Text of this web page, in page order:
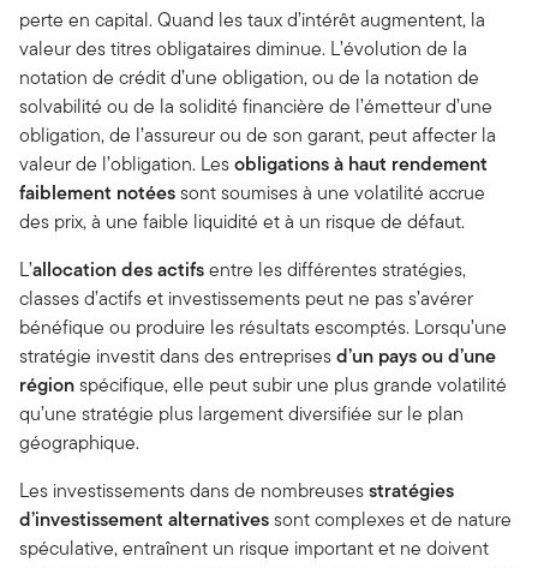
perte en capital. Quand les taux d’intérêt augmentent, la
valeur des titres obligataires diminue. L’évolution de la
notation de crédit d’une obligation, ou de la notation de
solvabilité ou de la solidité financière de l’émetteur d’une
obligation, de l’assureur ou de son garant, peut affecter la
valeur de l’obligation. Lesobligations à haut rendement
faiblement notéessont soumises à une volatilité accrue
des prix, à une faible liquidité et à un risque de défaut.
L’allocation des actifsentre les différentes stratégies,
classes d’actifs et investissements peut ne pas s’avérer
bénéfique ou produire les résultats escomptés. Lorsqu’une
stratégie investit dans des entreprisesd’un pays ou d’une
régionspécifique, elle peut subir une plus grande volatilité
qu’une stratégie plus largement diversifiée sur le plan
géographique.
Les investissements dans de nombreusesstratégies
d’investissement alternativessont complexes et de nature
spéculative, entraînent un risque important et ne doivent